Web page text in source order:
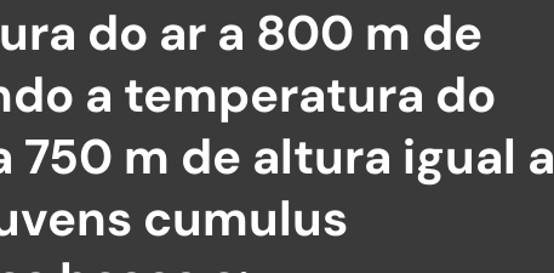
do ar a 800 m de
a temperatura do
750 m de altura igual a
cumulus